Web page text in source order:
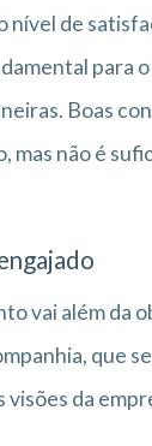
nível de
para
Boas
mas não é
vai além da
que
visões da